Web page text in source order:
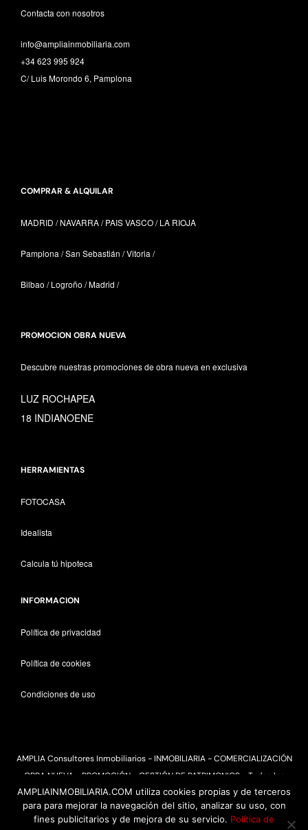
Contacta con nosotros
info@ampliainmobiliaria.com
+34 623 995 924
C/ Luis Morondo 6, Pamplona
COMPRAR & ALQUILAR
MADRID / NAVARRA /PAIS VASCO /LA RIOJA
Pamplona / San Sebastián / Vitoria /
Bilbao / Logroño / Madrid /
PROMOCION OBRA NUEVA
Descubre nuestras promociones de obra nueva en exclusiva
LUZ ROCHAPEA
18 INDIANOENE
HERRAMIENTAS
FOTOCASA
Idealista
Calcula tú hipoteca
INFORMACION
Política de privacidad
Política de cookies
Condiciones de uso
AMPLIA Consultores Inmobiliarios - INMOBILIARIA - COMERCIALIZACIÓN
OBRA NUEVA - PROMOCIÓN - GESTIÓN DE PATRIMONIOS - Todos los
derechos reservados 2025
AMPLIAINMOBILIARIA.COM utiliza cookies propias y de terceros
para para mejorar la navegación del sitio, analizar su uso, con
fines publicitarios y de mejora de su servicio. Política de